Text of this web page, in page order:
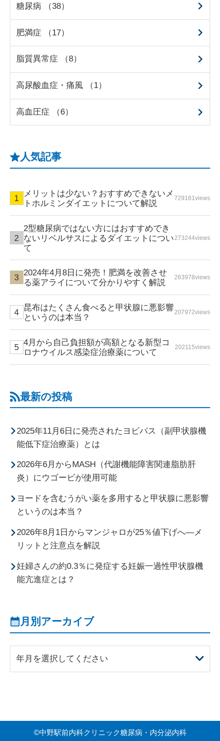
糖尿病 （38）
肥満症 （17）
脂質異常症 （8）
高尿酸血症・痛風 （1）
高血圧症 （6）
人気記事
メリットは少ない？おすすめできないメ
トホルミンダイエットについて解説
729181views
2型糖尿病ではない方にはおすすめでき
ないリベルサスによるダイエットについ
て
273244views
2024年4月8日に発売！肥満を改善させ
る薬アライについて分かりやすく解説
263978views
昆布はたくさん食べると甲状腺に悪影響
というのは本当？
207972views
4月から自己負担額が高額となる新型コ
ロナウイルス感染症治療薬について
202115views
最新の投稿
2025年11月6日に発売されたヨビパス（副甲状腺機
能低下症治療薬）とは
2026年6月からMASH（代謝機能障害関連脂肪肝
炎）にウゴービが使用可能
ヨードを含むうがい薬を多用すると甲状腺に悪影響
というのは本当？
2026年8月1日からマンジャロが25％値下げへ―メ
リットと注意点を解説
妊婦さんの約0.3％に発症する妊娠一過性甲状腺機
能亢進症とは？
月別アーカイブ
年月を選択してください
©中野駅前内科クリニック糖尿病・内分泌内科